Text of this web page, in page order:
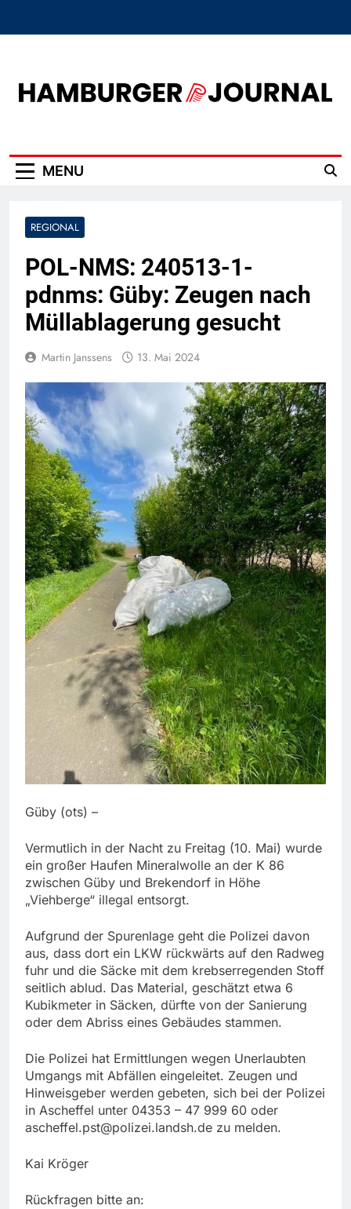
MENU
REGIONAL
POL-NMS: 240513-1-
pdnms: Güby: Zeugen nach
Müllablagerung gesucht
Martin Janssens 13. Mai 2024
Güby (ots) –
Vermutlich in der Nacht zu Freitag (10. Mai) wurde
ein großer Haufen Mineralwolle an der K 86
zwischen Güby und Brekendorf in Höhe
„Viehberge“ illegal entsorgt.
Aufgrund der Spurenlage geht die Polizei davon
aus, dass dort ein LKW rückwärts auf den Radweg
fuhr und die Säcke mit dem krebserregenden Stoff
seitlich ablud. Das Material, geschätzt etwa 6
Kubikmeter in Säcken, dürfte von der Sanierung
oder dem Abriss eines Gebäudes stammen.
Die Polizei hat Ermittlungen wegen Unerlaubten
Umgangs mit Abfällen eingeleitet. Zeugen und
Hinweisgeber werden gebeten, sich bei der Polizei
in Ascheffel unter 04353 – 47 999 60 oder
ascheffel.pst@polizei.landsh.de zu melden.
Kai Kröger
Rückfragen bitte an: